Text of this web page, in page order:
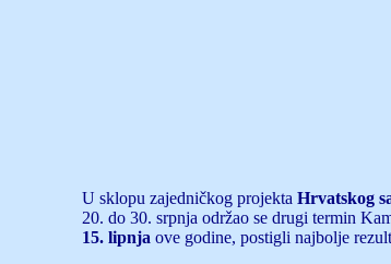
U sklopu zajedničkog projekta Hrvatskog
20. do 30. srpnja održao se drugi termin
15. lipnja ove godine, postigli najbolje